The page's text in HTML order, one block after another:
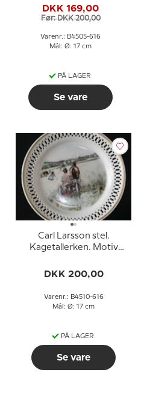
Bing & Grøndahl
DKK 169,00
Før: DKK 200,00
Varenr.: B4505-616
Mål: Ø: 17 cm
PÅ LAGER
Se vare
Carl Larsson stel.
Kagetallerken. Motiv
Bing & Grøndahl
DKK 200,00
Varenr.: B4510-616
Mål: Ø: 17 cm
PÅ LAGER
Se vare